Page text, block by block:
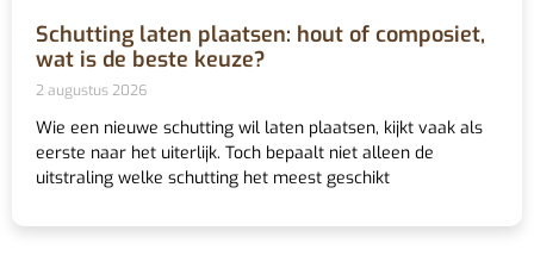
Schutting laten plaatsen: hout of composiet,
wat is de beste keuze?
2 augustus 2026
Wie een nieuwe schutting wil laten plaatsen, kijkt vaak als
eerste naar het uiterlijk. Toch bepaalt niet alleen de
uitstraling welke schutting het meest geschikt